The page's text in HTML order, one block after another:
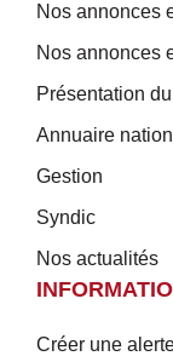
Nos annonces
Nos annonces
Présentation
Annuaire
Gestion
Syndic
Nos actualités
Créer une